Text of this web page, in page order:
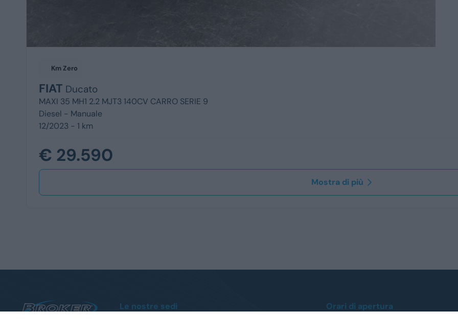
Km Zero
FIAT Ducato
MAXI 35 MH1 2.2 MJT3 140CV CARRO SERIE 9
Diesel - Manuale
12/2023 - 1 km
€ 29.590
Mostra di più
Le nostre sedi Orari di apertura